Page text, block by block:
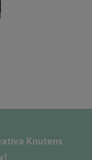
Knutens